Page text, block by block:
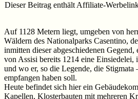
Dieser Beitrag enthält Affiliate-
Auf 1128 Metern liegt, umgeben von
Wäldern des Nationalparks Casentino,
inmitten dieser abgeschiedenen
von Assisi bereits 1214 eine Einsiedelei,
und wo er, so die Legende, die
empfangen haben soll.
Heute befindet sich hier ein
Kapellen, Klosterbauten mit mehreren